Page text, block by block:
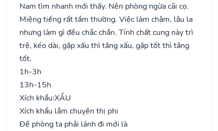
Nam tìm nhanh mới thấy. Nên phòng ngừa cãi cọ.
Miệng tiếng rất tầm thường. Việc làm chậm, lâu la
nhưng làm gì đều chắc chắn. Tính chất cung này trì
trệ, kéo dài, gặp xấu thì tăng xấu, gặp tốt thì tăng
tốt.
1h-3h
13h-15h
Xích khẩu:XẤU
Xích khẩu lắm chuyên thị phi
Đề phòng ta phải lánh đi mới là